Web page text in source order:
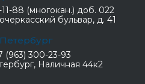
11-88 (многокан.) доб. 022
бульвар, д. 41
(963) 300-23-93
Наличная 44к2